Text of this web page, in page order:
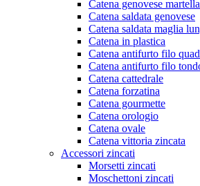
Catena genovese
Catena saldata genovese
Catena saldata maglia
Catena in plastica
Catena antifurto filo
Catena antifurto filo
Catena cattedrale
Catena forzatina
Catena gourmette
Catena orologio
Catena ovale
Catena vittoria zincata
Accessori zincati
Morsetti zincati
Moschettoni zincati